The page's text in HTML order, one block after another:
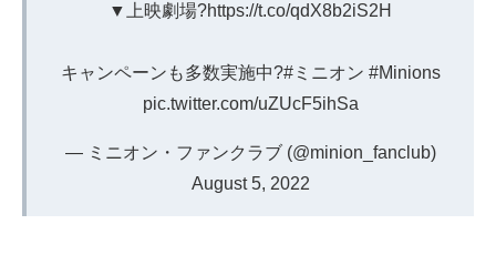
▼上映劇場?https://t.co/qdX8b2iS2H
キャンペーンも多数実施中?#ミニオン #Minions
pic.twitter.com/uZUcF5ihSa
— ミニオン・ファンクラブ (@minion_fanclub)
August 5, 2022